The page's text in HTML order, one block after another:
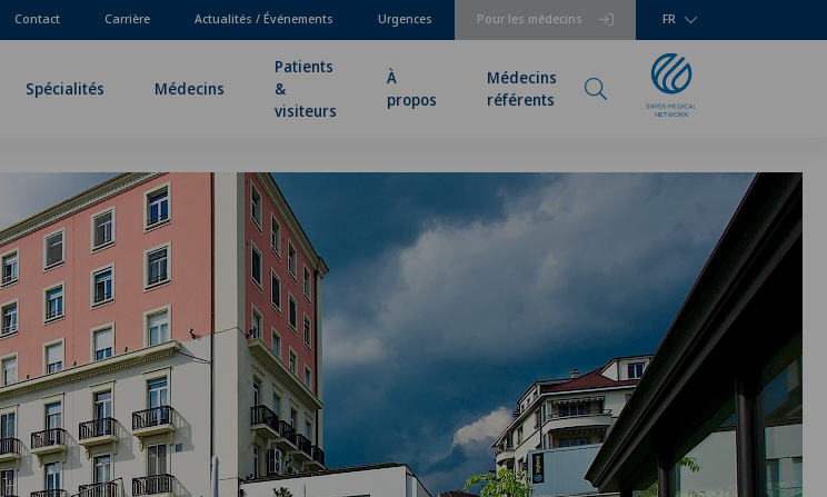
Pour les médecins
Contact Carrière Actualités / Événements Urgences FR
Spécialités Médecins
Patients
&
visiteurs
À
propos
Médecins
référents